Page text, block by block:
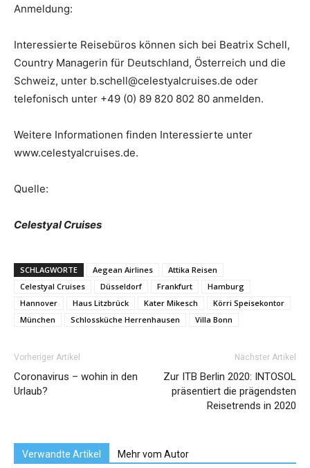
Anmeldung:
Interessierte Reisebüros können sich bei Beatrix Schell,
Country Managerin für Deutschland, Österreich und die
Schweiz, unter b.schell@celestyalcruises.de oder
telefonisch unter +49 (0) 89 820 802 80 anmelden.
Weitere Informationen finden Interessierte unter
www.celestyalcruises.de.
Quelle:
Celestyal Cruises
SCHLAGWORTE Aegean Airlines
Attika Reisen
Celestyal Cruises
Düsseldorf Frankfurt
Hamburg
Hannover
Haus Litzbrück Kater Mikesch
Körri Speisekontor
München
Schlossküche Herrenhausen Villa Bonn
Vorheriger Artikel
Coronavirus – wohin in den
Urlaub?
Nächster Artikel
Zur ITB Berlin 2020: INTOSOL
präsentiert die prägendsten
Reisetrends in 2020
Verwandte Artikel Mehr vom Autor